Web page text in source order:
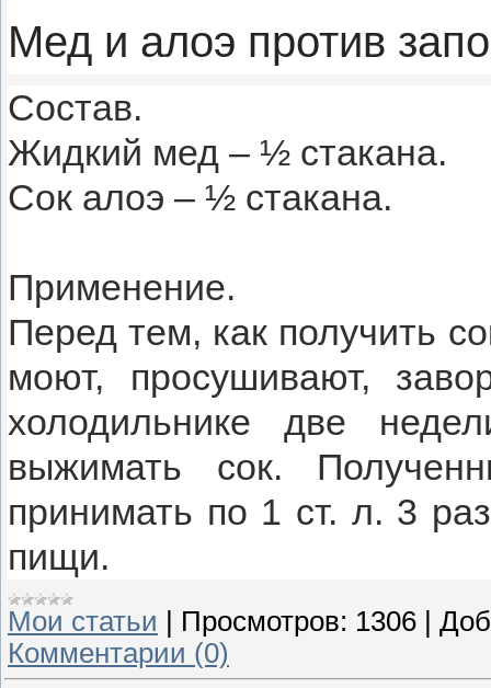
Мед и алоэ против
Состав.
Жидкий мед – ½ стакана.
Сок алоэ – ½ стакана.
Применение.
Перед тем, как получить
моют, просушивают,
холодильнике две
выжимать сок.
принимать по 1 ст. л. 3
пищи.
Мои статьи Просмотров: 1306
Комментарии (0)